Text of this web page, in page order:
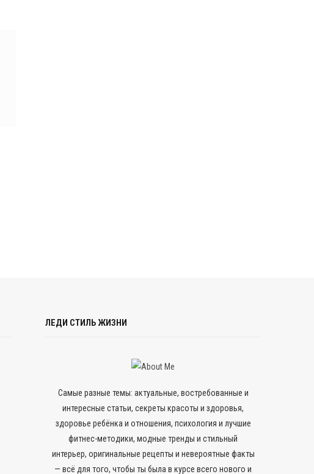
ЛЕДИ СТИЛЬ ЖИЗНИ
Самые разные темы: актуальные, востребованные и
интересные статьи, секреты красоты и здоровья,
здоровье ребёнка и отношения, психология и лучшие
фитнес-методики, модные тренды и стильный
интерьер, оригинальные рецепты и невероятные факты
— всё для того, чтобы ты была в курсе всего нового и